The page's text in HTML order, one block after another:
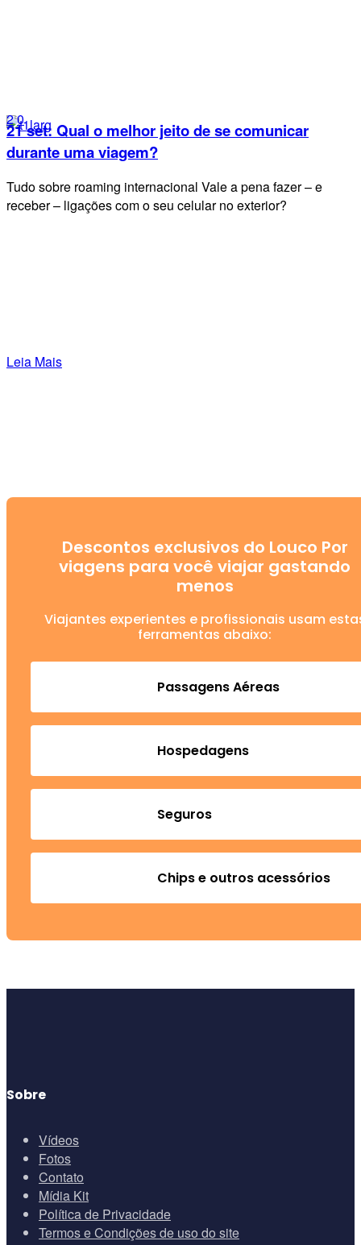
20
21 set: Qual o melhor jeito de se comunicar
durante uma viagem?
Tudo sobre roaming internacional Vale a pena fazer – e
receber – ligações com o seu celular no exterior?
Leia Mais
Descontos exclusivos do Louco Por
viagens para você viajar gastando
menos
Viajantes experientes e profissionais usam
ferramentas abaixo:
Passagens Aéreas
Hospedagens
Seguros
Chips e outros acessórios
Sobre
Vídeos
Fotos
Contato
Mídia Kit
Política de Privacidade
Termos e Condições de uso do site